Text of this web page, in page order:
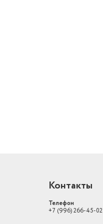
Контакты
Телефон
+7 (996) 266-45-02